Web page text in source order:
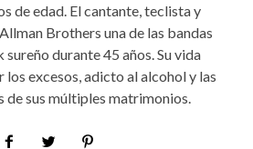
de edad. El cantante, teclista y
Brothers una de las bandas
durante 45 años. Su vida
excesos, adicto al alcohol y las
de sus múltiples matrimonios.